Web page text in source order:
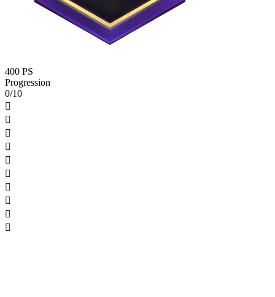
400 PS
Progression
0/10









